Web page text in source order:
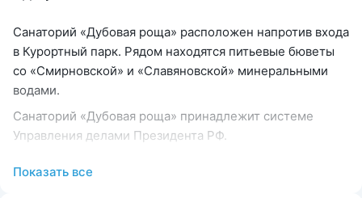
Санаторий «Дубовая роща» расположен напротив входа
в Курортный парк. Рядом находятся питьевые бюветы
со «Смирновской» и «Славяновской» минеральными
водами.
Санаторий «Дубовая роща» принадлежит системе
Управления делами Президента РФ.
заболевания органов пищеварения и мочеполовой
Показать все